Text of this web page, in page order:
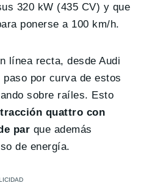
320 kW (435 CV) y que
ponerse a 100 km/h.
línea recta, desde Audi
por curva de estos
sobre raíles. Esto
tracción quattro con
par que además
de energía.